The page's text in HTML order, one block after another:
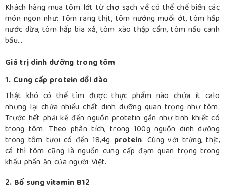
Khách hàng mua tôm lớt từ chợ sạch về có thể chế biến các
món ngon như: Tôm rang thịt, tôm nướng muối ớt, tôm hấp
nước dừa, tôm hấp bia xả, tôm xào thập cẩm, tôm nấu canh
bầu…
Giá trị dinh dưỡng trong tôm
1. Cung cấp protein dồi dào
Thật khó có thể tìm được thực phẩm nào chứa ít calo
nhưng lại chứa nhiều chất dinh dưỡng quan trọng như tôm.
Trước hết phải kể đến nguồn protetin gần như tinh khiết có
trong tôm. Theo phân tích, trong 100g nguồn dinh dưỡng
trong tôm tươi có đến 18,4g protein. Cùng với trứng, thịt,
cá thì tôm cũng là nguồn cung cấp đạm quan trọng trong
khẩu phần ăn của người Việt.
2. Bổ sung vitamin B12